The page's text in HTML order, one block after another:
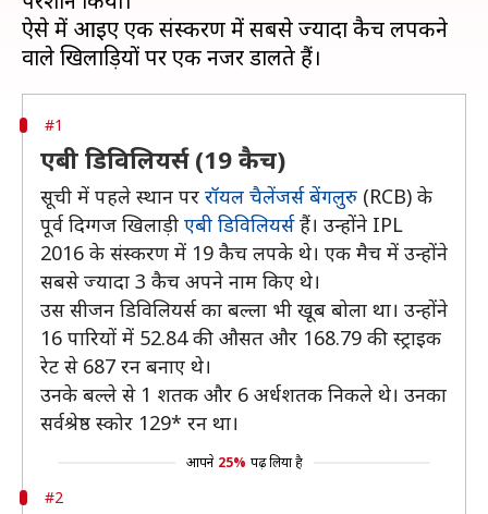
ऐसे में आइए एक संस्करण में सबसे ज्यादा कैच लपकने
#1
एबी डिविलियर्स (19 कैच)
सूची में पहले स्थान पर रॉयल चैलेंजर्स बेंगलुरु (RCB) के
पूर्व दिग्गज खिलाड़ी एबी डिविलियर्सहैं। उन्होंने IPL
2016 के संस्करण में 19 कैच लपके थे। एक मैच में उन्होंने
सबसे ज्यादा 3 कैच अपने नाम किए थे।
उस सीजन डिविलियर्स का बल्ला भी खूब बोला था। उन्होंने
16 पारियों में 52.84 की औसत और 168.79 की स्ट्राइक
रेट से 687 रन बनाए थे।
उनके बल्ले से 1 शतक और 6 अर्धशतक निकले थे। उनका
सर्वश्रेष्ठ स्कोर 129* रन था।
आपने 25% पढ़ लिया है
#2